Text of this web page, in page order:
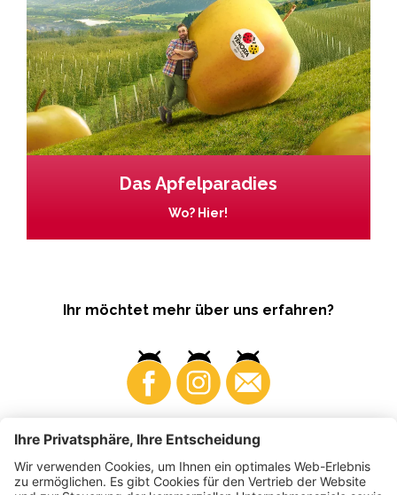
Das Apfelparadies
Wo? Hier!
Ihr möchtet mehr über uns erfahren?
Business Produzenten